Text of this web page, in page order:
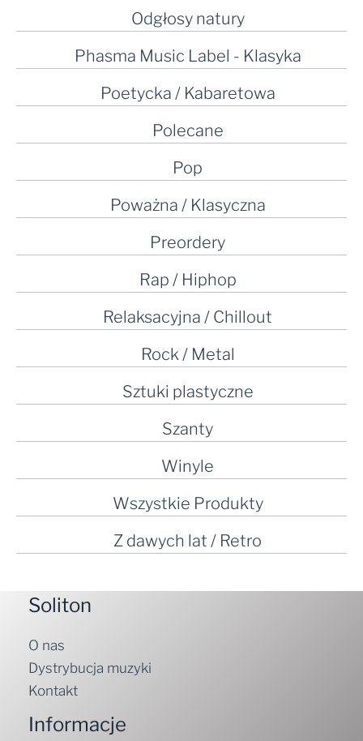
Odgłosy natury
Phasma Music Label - Klasyka
Poetycka / Kabaretowa
Polecane
Pop
Poważna / Klasyczna
Preordery
Rap / Hiphop
Relaksacyjna / Chillout
Rock / Metal
Sztuki plastyczne
Szanty
Winyle
Wszystkie Produkty
Z dawych lat / Retro
Soliton
O nas
Dystrybucja muzyki
Kontakt
Informacje